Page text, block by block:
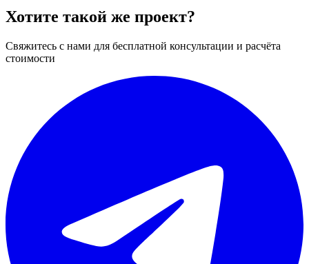
Хотите такой же проект?
Свяжитесь с нами для бесплатной консультации и расчёта
стоимости